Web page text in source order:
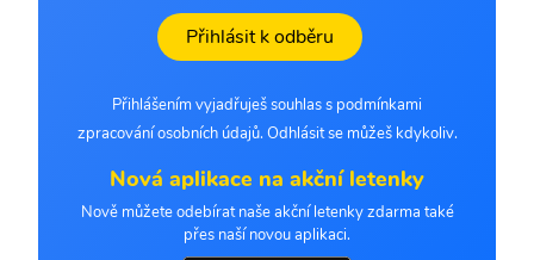
Přihlásit k odběru
Přihlášením vyjadřuješ souhlas s podmínkami
zpracování osobních údajů. Odhlásit se můžeš kdykoliv.
Nová aplikace na akční letenky
Nově můžete odebírat naše akční letenky zdarma také
přes naší novou aplikaci.